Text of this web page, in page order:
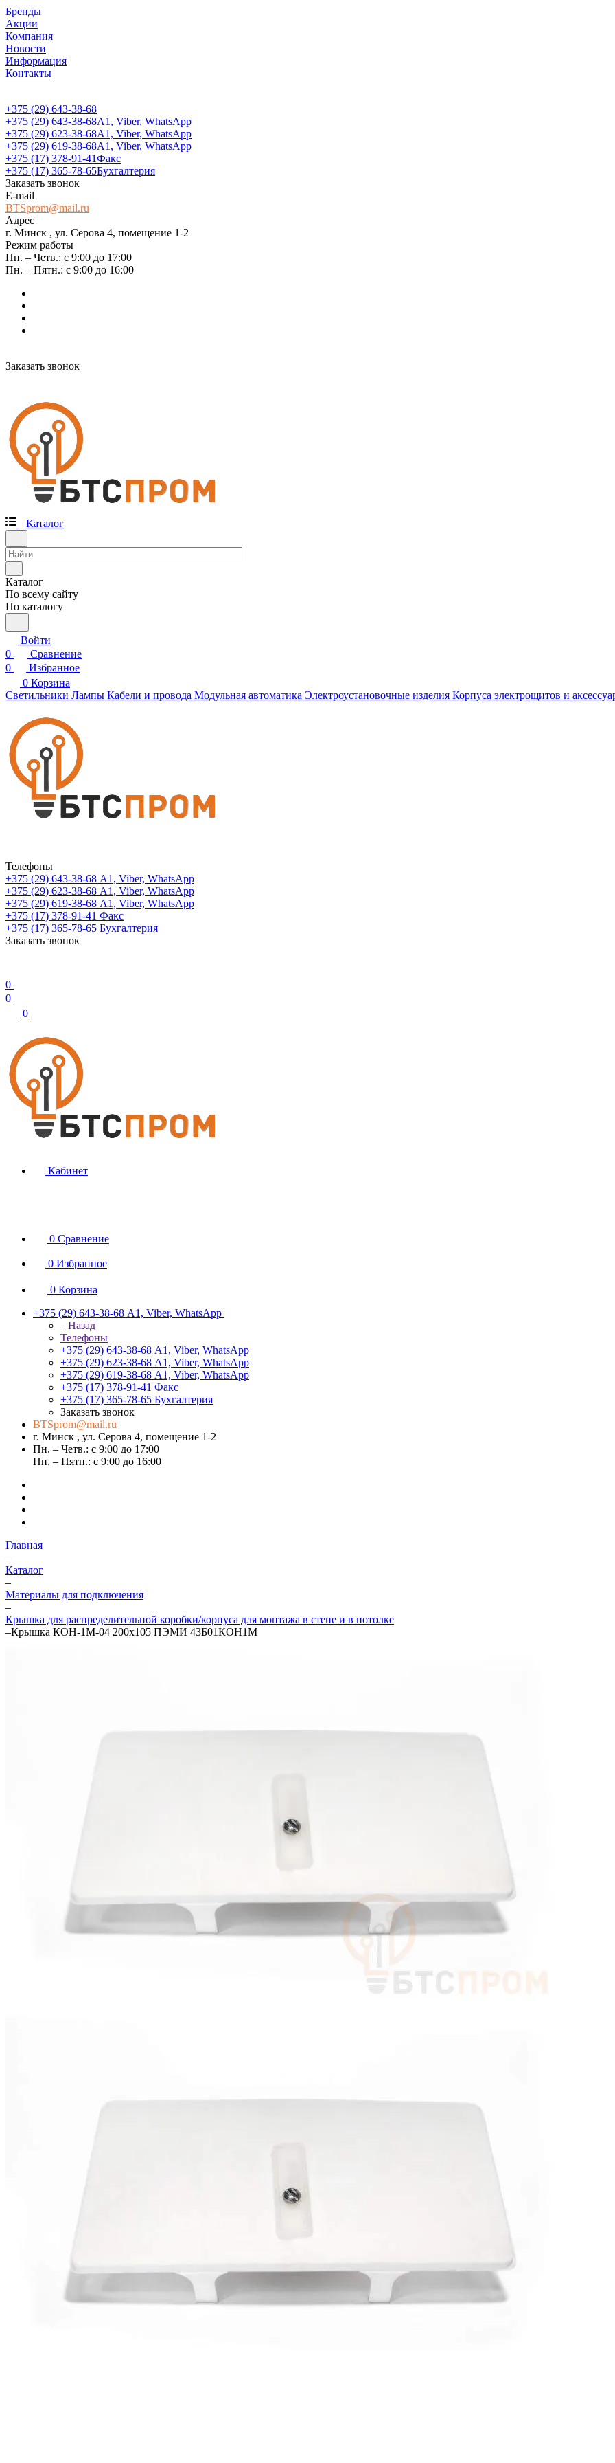
Бренды
Акции
Компания
Новости
Информация
Контакты
+375 (29) 643-38-68
+375 (29) 643-38-68А1, Viber, WhatsApp
+375 (29) 623-38-68А1, Viber, WhatsApp
+375 (29) 619-38-68А1, Viber, WhatsApp
+375 (17) 378-91-41Факс
+375 (17) 365-78-65Бухгалтерия
Заказать звонок
E-mail
BTSprom@mail.ru
Адрес
г. Минск , ул. Серова 4, помещение 1-2
Режим работы
Пн. – Четв.: с 9:00 до 17:00
Пн. – Пятн.: с 9:00 до 16:00
Заказать звонок
Каталог
Каталог
По всему сайту
По каталогу
Войти
0
Сравнение
0
Избранное
0 Корзина
Светильники Лампы Кабели и провода Модульная автоматика Электроустановочные изделия Корпуса электрощитов и
Телефоны
+375 (29) 643-38-68 А1, Viber, WhatsApp
+375 (29) 623-38-68 А1, Viber, WhatsApp
+375 (29) 619-38-68 А1, Viber, WhatsApp
+375 (17) 378-91-41 Факс
+375 (17) 365-78-65 Бухгалтерия
Заказать звонок
0
0
0
Кабинет
0 Сравнение
0 Избранное
0 Корзина
+375 (29) 643-38-68 А1, Viber, WhatsApp
Назад
Телефоны
+375 (29) 643-38-68 А1, Viber, WhatsApp
+375 (29) 623-38-68 А1, Viber, WhatsApp
+375 (29) 619-38-68 А1, Viber, WhatsApp
+375 (17) 378-91-41 Факс
+375 (17) 365-78-65 Бухгалтерия
Заказать звонок
BTSprom@mail.ru
г. Минск , ул. Серова 4, помещение 1-2
Пн. – Четв.: с 9:00 до 17:00
Пн. – Пятн.: с 9:00 до 16:00
Главная
–
Каталог
–
Материалы для подключения
–
Крышка для распределительной коробки/корпуса для монтажа в стене и в потолке
–Крышка КОН-1М-04 200х105 ПЭМИ 43Б01КОН1М